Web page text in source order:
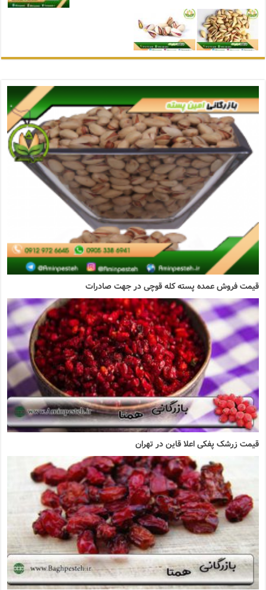
قیمت فروش عمده پسته کله قوچی در جهت صادرات
قیمت زرشک پفکی اعلا قاین در تهران